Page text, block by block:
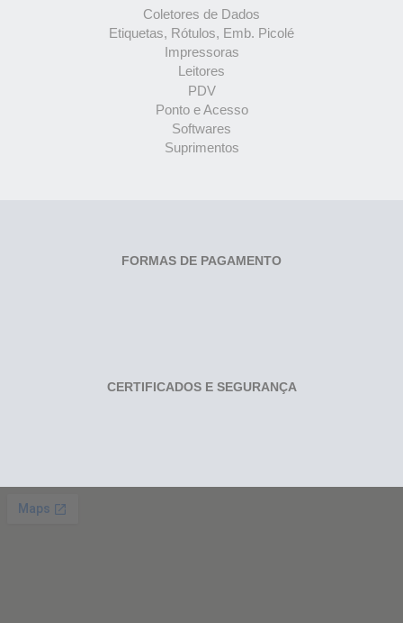
Coletores de Dados
Etiquetas, Rótulos, Emb. Picolé
Impressoras
Leitores
PDV
Ponto e Acesso
Softwares
Suprimentos
FORMAS DE PAGAMENTO
CERTIFICADOS E SEGURANÇA